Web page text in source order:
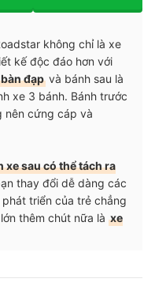
không chỉ là xe
kế độc đáo hơn với
đạp và bánh sau là
xe 3 bánh. Bánh trước
nên cứng cáp và
xe sau có thể tách ra
thay đổi dễ dàng các
triển của trẻ chẳng
thêm chút nữa là xe